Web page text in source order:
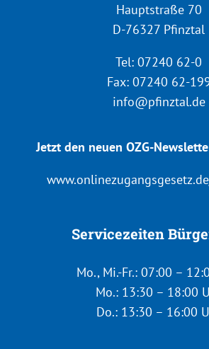
Hauptstraße 70
D-76327 Pfinztal
Tel: 07240 62-0
Fax: 07240 62-
info@pfinztal.de
Jetzt den neuen OZG-
Servicezeiten
Mo., Mi.-Fr.: 07:00 –
Mo.: 13:30 – 18:00
Do.: 13:30 – 16:00